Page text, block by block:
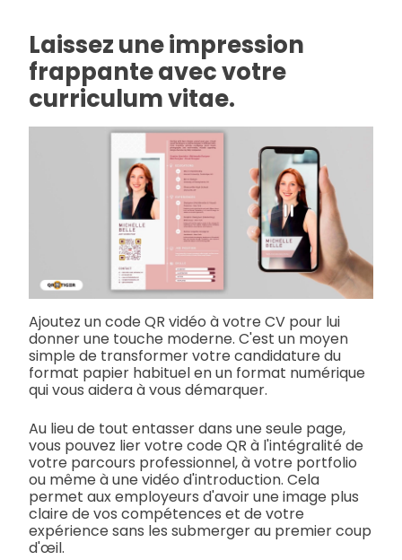
Laissez une impression
frappante avec votre
curriculum vitae.
Ajoutez un code QR vidéo à votre CV pour lui
donner une touche moderne. C'est un moyen
simple de transformer votre candidature du
format papier habituel en un format numérique
qui vous aidera à vous démarquer.
Au lieu de tout entasser dans une seule page,
vous pouvez lier votre code QR à l'intégralité de
votre parcours professionnel, à votre portfolio
ou même à une vidéo d'introduction. Cela
permet aux employeurs d'avoir une image plus
claire de vos compétences et de votre
expérience sans les submerger au premier coup
d'œil.